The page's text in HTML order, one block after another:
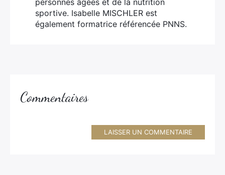
sportive. Isabelle MISCHLER est
également formatrice référencée PNNS.
Commentaires
LAISSER UN COMMENTAIRE